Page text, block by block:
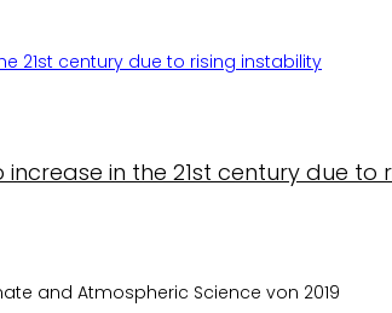
in the 21st century due to
and Atmospheric Science von 2019